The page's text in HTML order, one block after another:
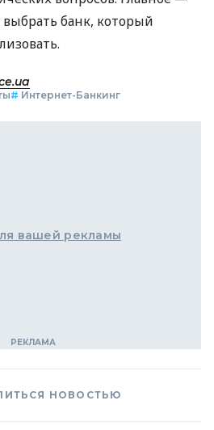
банк, который
# Интернет-Банкинг
вашей рекламы
НОВОСТЬЮ